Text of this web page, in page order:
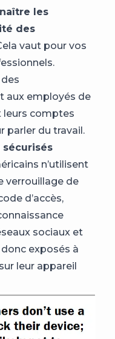
les
des
vaut pour vos
aux employés de
leurs comptes
parler du travail.
sécurisés
n’utilisent
verrouillage de
d’accès,
sociaux et
exposés à
leur appareil